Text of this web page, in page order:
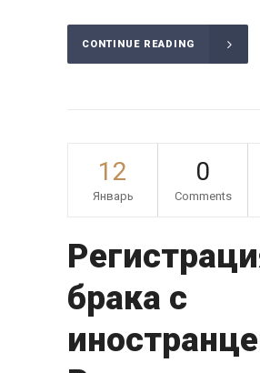
CONTINUE READING
12
Январь
0
Comments
брака с